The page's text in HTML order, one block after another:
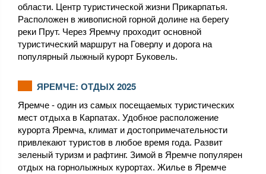
области. Центр туристической жизни Прикарпатья.
Расположен в живописной горной долине на берегу
реки Прут. Через Яремчу проходит основной
туристический маршрут на Говерлу и дорога на
популярный лыжный курорт Буковель.
ЯРЕМЧЕ: ОТДЫХ 2025
Яремче - один из самых посещаемых туристических
мест отдыха в Карпатах. Удобное расположение
курорта Яремча, климат и достопримечательности
привлекают туристов в любое время года. Развит
зеленый туризм и рафтинг. Зимой в Яремче популярен
отдых на горнолыжных курортах. Жилье в Яремче